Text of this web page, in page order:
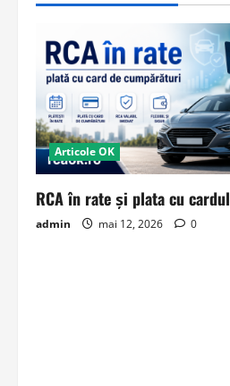
Articole OK
RCA în rate și plata cu cardul
admin mai 12, 2026 0